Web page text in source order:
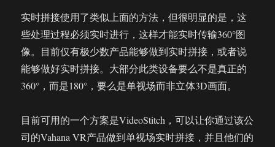
实时拼接使用了类似上面的方法，但很明显的是，这
些处理过程必须实时进行，这样才能实时传输360°图
像。目前仅有极少数产品能够做到实时拼接，或者说
能够做好实时拼接。大部分此类设备要么不是真正的
360°，而是180°，要么是单视场而非立体3D画面。
目前可用的一个方案是VideoStitch，可以让你通过该公
司的Vahana VR产品做到单视场实时拼接，并且他们的